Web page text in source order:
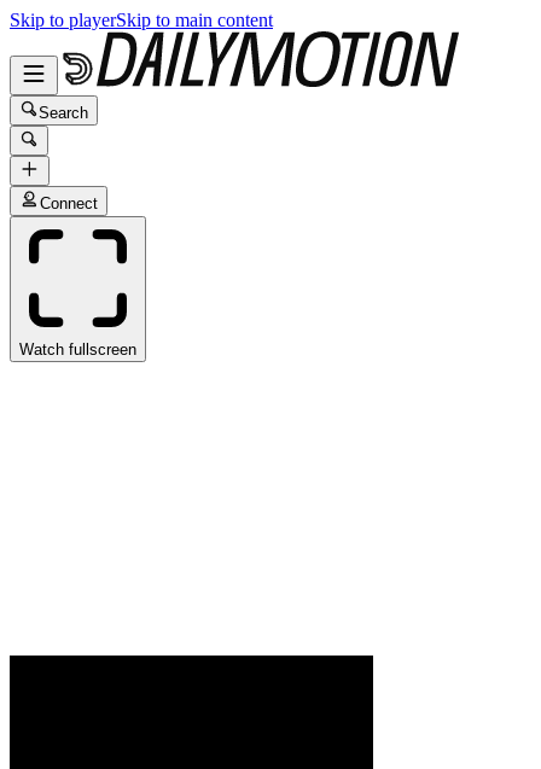
Skip to playerSkip to main content
Search
Connect
Watch fullscreen